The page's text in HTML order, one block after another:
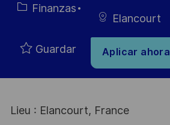
empleo
Categoría
Finanzas
Elancourt
Guardar Aplicar ahora
Lieu : Elancourt, France